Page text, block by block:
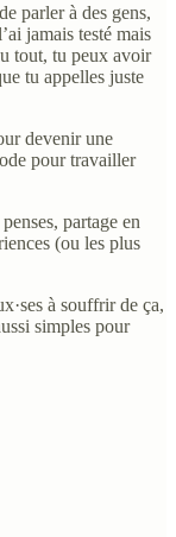
parler à des gens,
jamais testé mais
tout, tu peux avoir
tu appelles juste
devenir une
pour travailler
partage en
(ou les plus
à souffrir de ça,
simples pour